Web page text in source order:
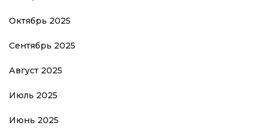
Октябрь 2025
Сентябрь 2025
Август 2025
Июль 2025
Июнь 2025